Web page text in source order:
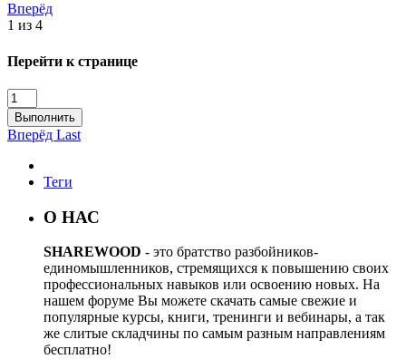
Вперёд
1 из 4
Перейти к странице
Выполнить
Вперёд Last
Теги
О НАС
SHAREWOOD - это братство разбойников-
единомышленников, стремящихся к повышению своих
профессиональных навыков или освоению новых. На
нашем форуме Вы можете скачать самые свежие и
популярные курсы, книги, тренинги и вебинары, а так
же слитые складчины по самым разным направлениям
бесплатно!